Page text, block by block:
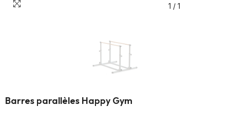
1 / 1
Barres parallèles Happy Gym